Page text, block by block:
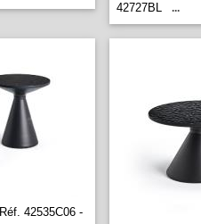
42727BL
...
Réf. 42535C06 -